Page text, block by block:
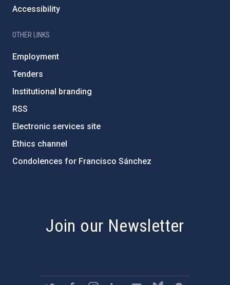
Accessibility
OTHER LINKS
Employment
Tenders
Institutional branding
RSS
Electronic services site
Ethics channel
Condolences for Francisco Sánchez
Join our Newsletter